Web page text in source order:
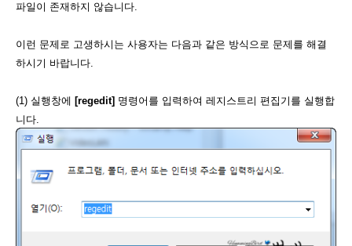
파일이 존재하지 않습니다.
이런 문제로 고생하시는 사용자는 다음과 같은 방식으로 문제를 해결
하시기 바랍니다.
(1) 실행창에 [regedit] 명령어를 입력하여 레지스트리 편집기를 실행합
니다.